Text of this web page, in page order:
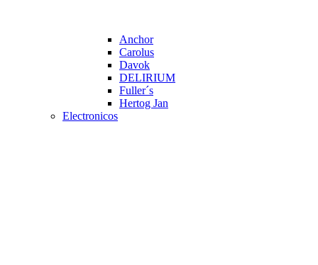
Anchor
Carolus
Davok
DELIRIUM
Fuller´s
Hertog Jan
Electronicos